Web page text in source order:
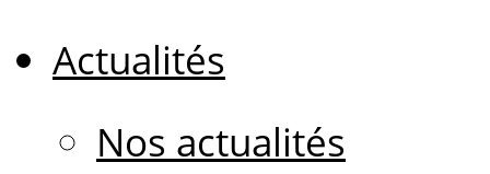
Actualités
Nos actualités